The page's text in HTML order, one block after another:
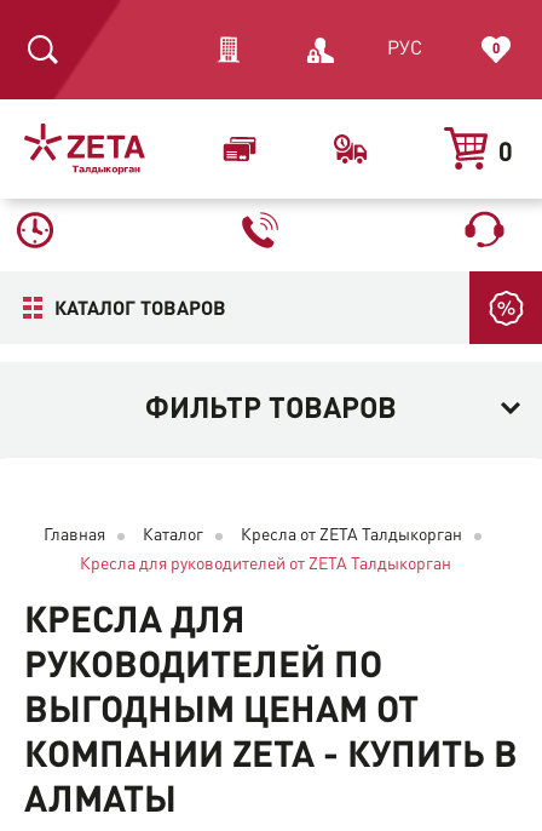
0
РУС 0
КАТАЛОГ ТОВАРОВ
ФИЛЬТР ТОВАРОВ
Главная Каталог
Кресла от ZETA Талдыкорган
Кресла для руководителей от ZETA Талдыкорган
КРЕСЛА ДЛЯ
РУКОВОДИТЕЛЕЙ ПО
ВЫГОДНЫМ ЦЕНАМ ОТ
КОМПАНИИ ZETA - КУПИТЬ В
АЛМАТЫ